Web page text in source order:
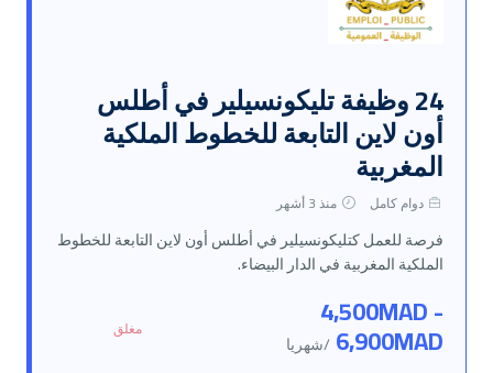
24 وظيفة تليكونسيلير في أطلس
أون لاين التابعة للخطوط الملكية
المغربية
دوام كامل منذ 3 أشهر
فرصة للعمل كتليكونسيلير في أطلس أون لاين التابعة للخطوط
الملكية المغربية في الدار البيضاء.
4,500MAD -
6,900MAD /شهريا
مغلق